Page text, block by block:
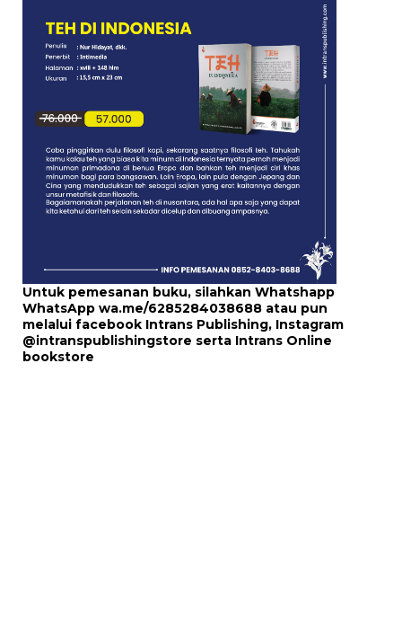
Untuk pemesanan buku, silahkan Whatshapp
WhatsApp wa.me/6285284038688 atau pun
melalui facebook Intrans Publishing, Instagram
@intranspublishingstore serta Intrans Online
bookstore